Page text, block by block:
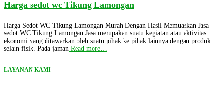
Harga sedot wc Tikung Lamongan
Harga Sedot WC Tikung Lamongan Murah Dengan Hasil Memuaskan Jasa
sedot WC Tikung Lamongan Jasa merupakan suatu kegiatan atau aktivitas
ekonomi yang ditawarkan oleh suatu pihak ke pihak lainnya dengan produk
selain fisik. Pada jaman Read more…
LAYANAN KAMI